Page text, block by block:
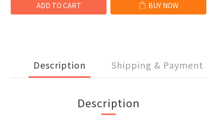
ADD TO CART BUY NOW
Description Shipping & Payment
Description